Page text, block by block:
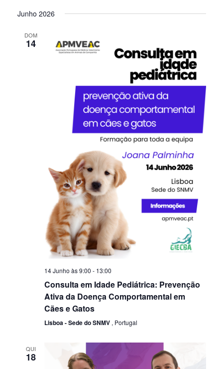
Junho 2026
DOM
14
14 Junho às 9:00 - 13:00
Consulta em Idade Pediátrica: Prevenção
Ativa da Doença Comportamental em
Cães e Gatos
Lisboa - Sede do SNMV , Portugal
QUI
18